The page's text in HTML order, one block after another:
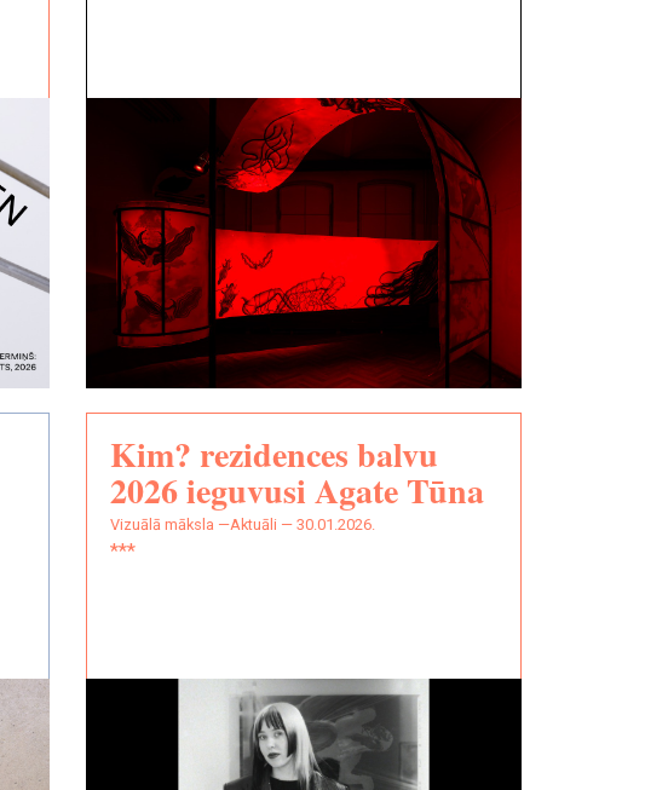
Kim? rezidences balvu
2026 ieguvusi Agate Tūna
vizuālā māksla —Aktuāli — 30.01.2026.
***